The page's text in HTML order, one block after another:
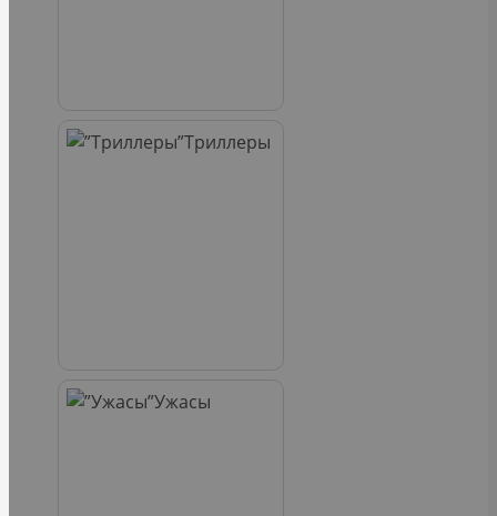
Триллеры
Ужасы